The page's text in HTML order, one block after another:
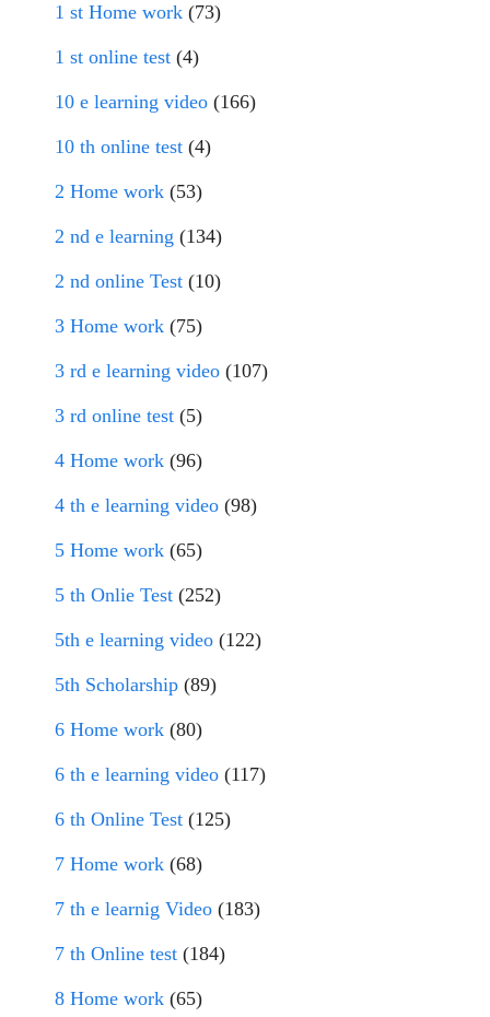
1 st Home work (73)
1 st online test (4)
10 e learning video (166)
10 th online test (4)
2 Home work (53)
2 nd e learning (134)
2 nd online Test (10)
3 Home work (75)
3 rd e learning video (107)
3 rd online test (5)
4 Home work (96)
4 th e learning video (98)
5 Home work (65)
5 th Onlie Test (252)
5th e learning video (122)
5th Scholarship (89)
6 Home work (80)
6 th e learning video (117)
6 th Online Test (125)
7 Home work (68)
7 th e learnig Video (183)
7 th Online test (184)
8 Home work (65)